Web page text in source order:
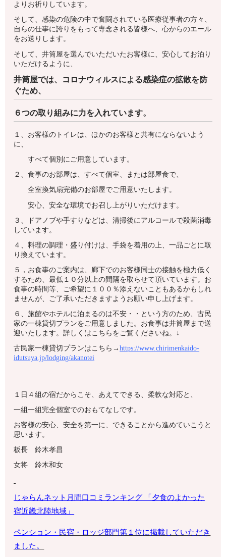
よりお祈りしています。
そして、感染の危険の中で奮闘されている医療従事者の方々、
自らの仕事に誇りをもって専念される皆様へ、心からのエール
をお送りします。
そして、井筒屋を選んでいただいたお客様に、安心してお泊り
いただけるように、
井筒屋では、コロナウィルスによる感染症の拡散を防
ぐため、
６つの取り組みに力を入れています。
１、お客様のトイレは、ほかのお客様と共有にならないよう
に、
すべて個別にご用意しています。
２、食事のお部屋は、すべて個室、または部屋食で、
全室換気扇完備のお部屋でご用意いたします。
安心、安全な環境でお召し上がりいただけます。
３、ドアノブや手すりなどは、清掃後にアルコールで殺菌消毒
しています。
４、料理の調理・盛り付けは、手袋を着用の上、一品ごとに取
り換えています。
５，お食事のご案内は、廊下でのお客様同士の接触を極力低く
するため、最低１０分以上の間隔を取らせて頂いています。お
食事の時間等、ご希望に１００％添えないこともあるかもしれ
ませんが、ご了承いただきますようお願い申し上げます。
６、旅館やホテルに泊まるのは不安・・という方のため、古民
家の一棟貸切プランをご用意しました。お食事は井筒屋まで送
迎いたします。詳しくはこちらをご覧くださいね。↓
古民家一棟貸切プランはこちら→https://www.chirimenkaido-
idutsuya.jp/lodging/akanotei
１日４組の宿だからこそ、あえてできる、柔軟な対応と、
一組一組完全個室でのおもてなしです。
お客様の安心、安全を第一に、できることから進めていこうと
思います。
板長 鈴木孝昌
女将 鈴木和女
じゃらんネット月間口コミランキング 「夕食のよかった
宿近畿北陸地域 」
ペンション・ 民宿・ロッジ部門第１位に掲載していただき
ました。